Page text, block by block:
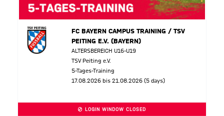
FC BAYERN CAMPUS TRAINING / TSV
PEITING E.V. (BAYERN)
ALTERSBEREICH U16-U19
TSV Peiting e.V.
5-Tages-Training
17.08.2026 bis 21.08.2026 (5 days)
LOGIN WINDOW CLOSED